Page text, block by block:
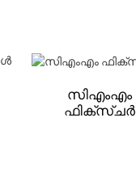
സിഎംഎം
ഫിക്സ്ചർ